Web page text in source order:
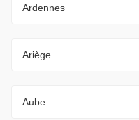
Ardennes
Ariège
Aube